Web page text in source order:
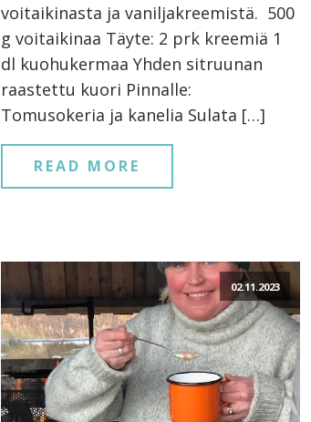
voitaikinasta ja vaniljakreemistä. 500
g voitaikinaa Täyte: 2 prk kreemiä 1
dl kuohukermaa Yhden sitruunan
raastettu kuori Pinnalle:
Tomusokeria ja kanelia Sulata […]
READ MORE
02.11.2023